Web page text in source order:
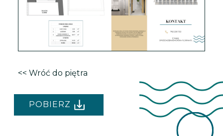
<< Wróć do piętra
POBIERZ